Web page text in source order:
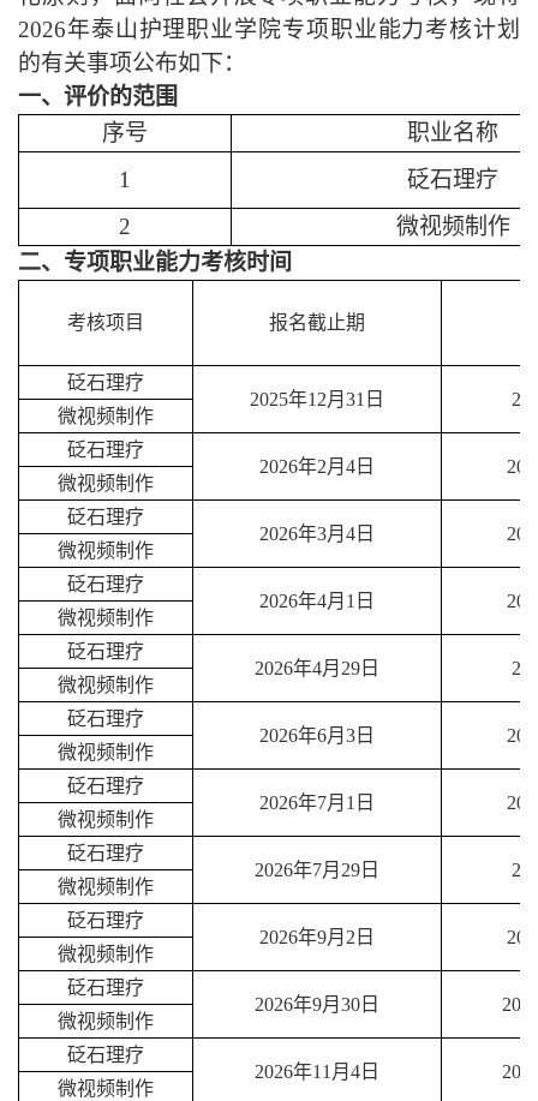
2026年泰山护理职业学院专项职业能力考核计划
的有关事项公布如下：
一、评价的范围
序号
职业名称
1
砭石理疗
2
微视频制作
二、专项职业能力考核时间
考核项目 报名截止期
砭石理疗
2025年12月31日
微视频制作
砭石理疗
2026年2月4日
微视频制作
砭石理疗
2026年3月4日
微视频制作
砭石理疗
2026年4月1日
微视频制作
砭石理疗
2026年4月29日
微视频制作
砭石理疗
2026年6月3日
微视频制作
砭石理疗
2026年7月1日
微视频制作
砭石理疗
2026年7月29日
微视频制作
砭石理疗
2026年9月2日
微视频制作
砭石理疗
2026年9月30日
微视频制作
砭石理疗
2026年11月4日
微视频制作